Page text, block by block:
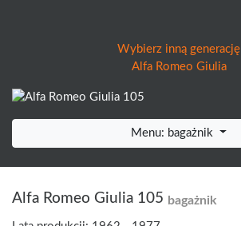
Wybierz inną generację
Alfa Romeo Giulia
Menu: bagażnik
Alfa Romeo Giulia 105 bagażnik